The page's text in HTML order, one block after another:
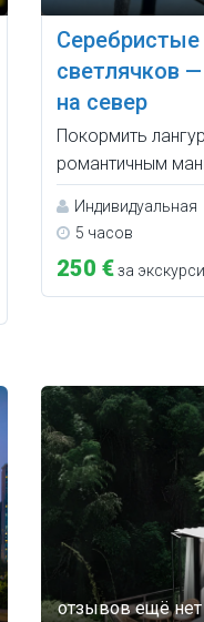
светлячков
на север
Покормить
романтичным
Индивидуальная
5 часов
250 €за